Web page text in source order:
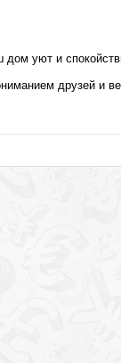
уют и
друзей и